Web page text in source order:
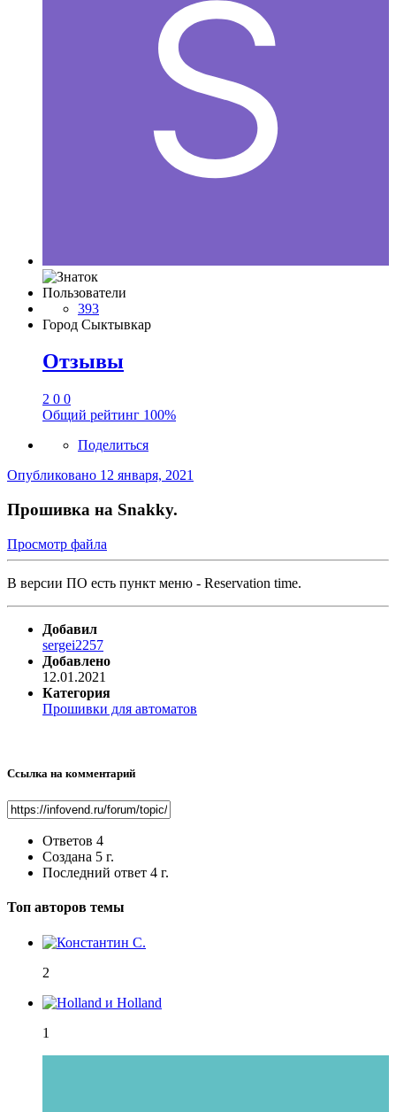
Пользователи
393
Город Сыктывкар
Отзывы
2 0 0
Общий рейтинг 100%
Поделиться
Опубликовано 12 января, 2021
Прошивка на Snakky.
Просмотр файла
В версии ПО есть пункт меню - Reservation time.
Добавил
sergei2257
Добавлено
12.01.2021
Категория
Прошивки для автоматов
Ссылка на комментарий
Ответов 4
Создана 5 г.
Последний ответ 4 г.
Топ авторов темы
2
1